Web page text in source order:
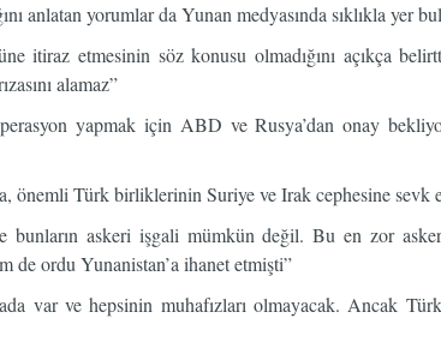
anlatan yorumlar da Yunan medyasında sıklıkla yer
itiraz etmesinin söz konusu olmadığını açıkça
alamaz”
yapmak için ABD ve Rusya’dan onay
önemli Türk birliklerinin Suriye ve Irak cephesine
askeri işgali mümkün değil. Bu en zor
de ordu Yunanistan’a ihanet etmişti”
var ve hepsinin muhafızları olmayacak. Ancak